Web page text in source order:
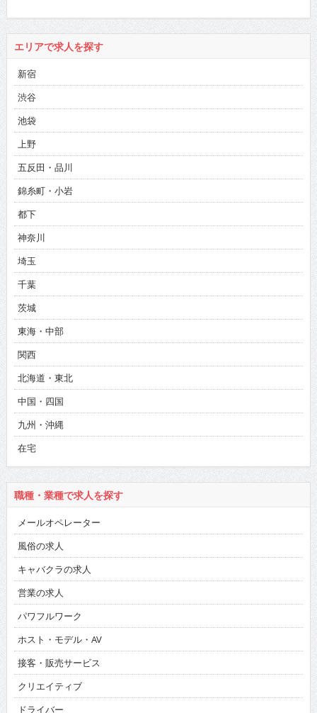
エリアで求人を探す
新宿
渋谷
池袋
上野
五反田・品川
錦糸町・小岩
都下
神奈川
埼玉
千葉
茨城
東海・中部
関西
北海道・東北
中国・四国
九州・沖縄
在宅
職種・業種で求人を探す
メールオペレーター
風俗の求人
キャバクラの求人
営業の求人
パワフルワーク
ホスト・モデル・AV
接客・販売サービス
クリエイティブ
ドライバー